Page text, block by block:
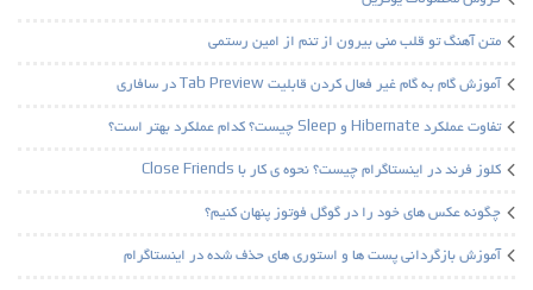
متن آهنگ تو قلب منی بیرون از تنم از امین رستمی
آموزش گام به گام غیر فعال کردن قابلیت Tab Preview در سافاری
تفاوت عملکرد Hibernate و Sleep چیست؟ کدام عملکرد بهتر است؟
کلوز فرند در اینستاگرام چیست؟ نحوه ی کار با Close Friends
چگونه عکس های خود را در گوگل فوتوز پنهان کنیم؟
آموزش بازگردانی پست ها و استوری های حذف شده در اینستاگرام